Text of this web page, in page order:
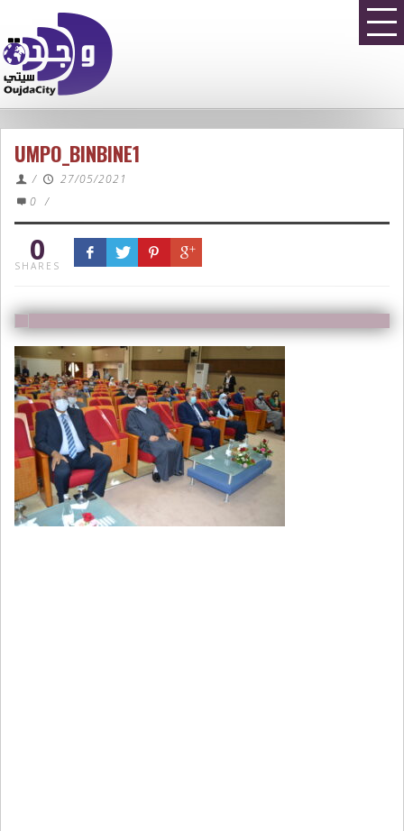
UMPO_BINBINE1
/
27/05/2021
0 /
0
SHARES